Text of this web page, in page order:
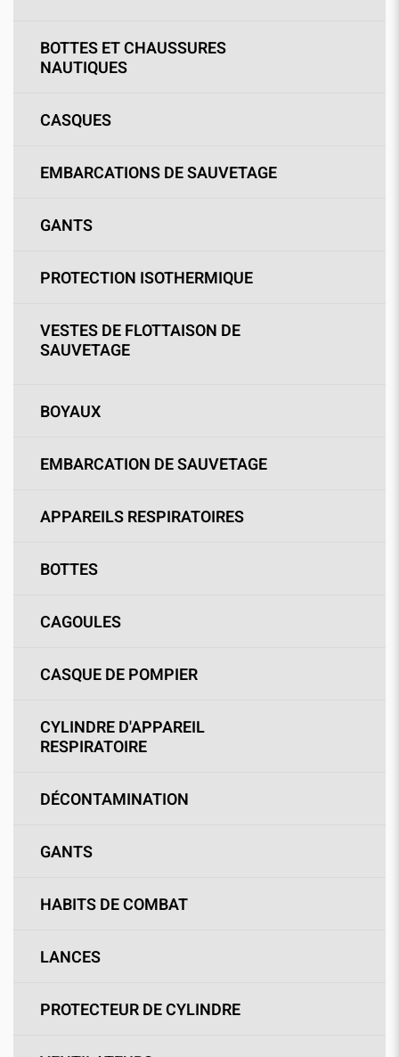
BOTTES ET CHAUSSURES
NAUTIQUES
CASQUES
EMBARCATIONS DE SAUVETAGE
GANTS
PROTECTION ISOTHERMIQUE
VESTES DE FLOTTAISON DE
SAUVETAGE
BOYAUX
EMBARCATION DE SAUVETAGE
APPAREILS RESPIRATOIRES
BOTTES
CAGOULES
CASQUE DE POMPIER
CYLINDRE D'APPAREIL
RESPIRATOIRE
DÉCONTAMINATION
GANTS
HABITS DE COMBAT
LANCES
PROTECTEUR DE CYLINDRE